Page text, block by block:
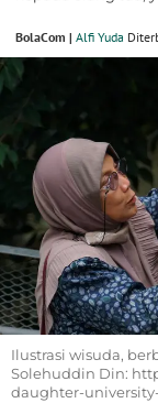
BolaCom | Alfi Yuda
Ilustrasi wisuda,
Solehuddin Din:
daughter-